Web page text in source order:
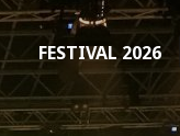
FESTIVAL 2026